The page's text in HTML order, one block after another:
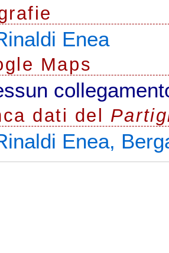
Enea
g e Maps
dati del
Enea,